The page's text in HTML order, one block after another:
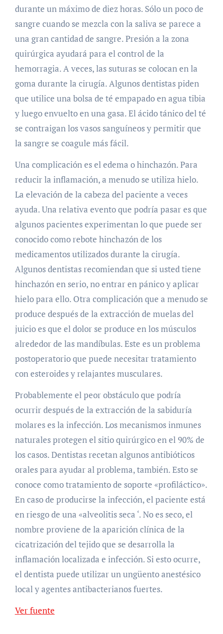
durante un máximo de diez horas. Sólo un poco de
sangre cuando se mezcla con la saliva se parece a
una gran cantidad de sangre. Presión a la zona
quirúrgica ayudará para el control de la
hemorragia. A veces, las suturas se colocan en la
goma durante la cirugía. Algunos dentistas piden
que utilice una bolsa de té empapado en agua tibia
y luego envuelto en una gasa. El ácido tánico del té
se contraigan los vasos sanguíneos y permitir que
la sangre se coagule más fácil.
Una complicación es el edema o hinchazón. Para
reducir la inflamación, a menudo se utiliza hielo.
La elevación de la cabeza del paciente a veces
ayuda. Una relativa evento que podría pasar es que
algunos pacientes experimentan lo que puede ser
conocido como rebote hinchazón de los
medicamentos utilizados durante la cirugía.
Algunos dentistas recomiendan que si usted tiene
hinchazón en serio, no entrar en pánico y aplicar
hielo para ello. Otra complicación que a menudo se
produce después de la extracción de muelas del
juicio es que el dolor se produce en los músculos
alrededor de las mandíbulas. Este es un problema
postoperatorio que puede necesitar tratamiento
con esteroides y relajantes musculares.
Probablemente el peor obstáculo que podría
ocurrir después de la extracción de la sabiduría
molares es la infección. Los mecanismos inmunes
naturales protegen el sitio quirúrgico en el 90% de
los casos. Dentistas recetan algunos antibióticos
orales para ayudar al problema, también. Esto se
conoce como tratamiento de soporte «profiláctico».
En caso de producirse la infección, el paciente está
en riesgo de una «alveolitis seca ‘. No es seco, el
nombre proviene de la aparición clínica de la
cicatrización del tejido que se desarrolla la
inflamación localizada e infección. Si esto ocurre,
el dentista puede utilizar un ungüento anestésico
local y agentes antibacterianos fuertes.
Ver fuente